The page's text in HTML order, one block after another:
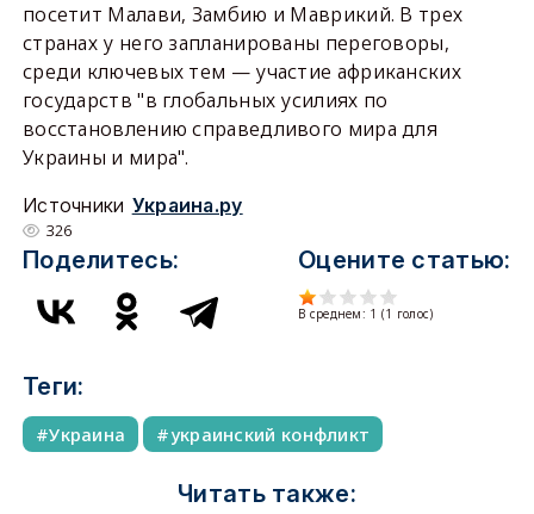
посетит Малави, Замбию и Маврикий. В трех
странах у него запланированы переговоры,
среди ключевых тем — участие африканских
государств "в глобальных усилиях по
восстановлению справедливого мира для
Украины и мира".
Источники Украина.ру
326
Поделитесь: Оцените статью:
В среднем: 1 (1 голос)
Теги:
Украина украинский конфликт
Читать также: